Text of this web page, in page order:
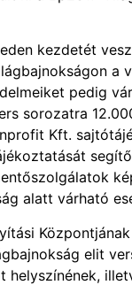
kezdetét
pedig
sorozatra
Kft.
alatt várható
elit